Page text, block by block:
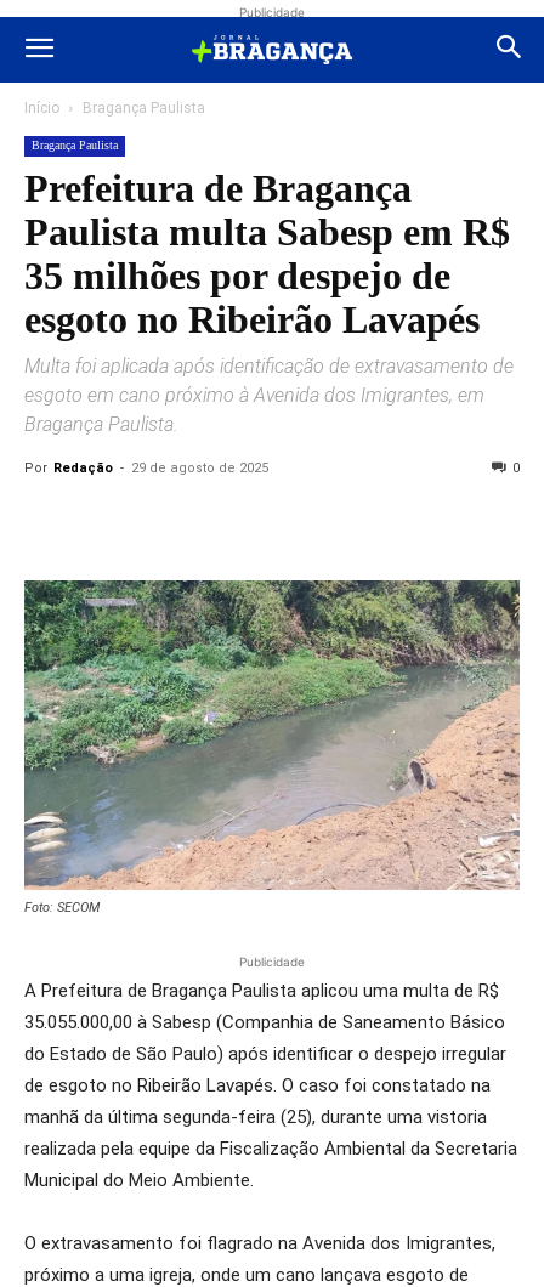
Publicidade
Início Bragança Paulista
Bragança Paulista
Prefeitura de Bragança
Paulista multa Sabesp em R$
35 milhões por despejo de
esgoto no Ribeirão Lavapés
Multa foi aplicada após identificação de extravasamento de
esgoto em cano próximo à Avenida dos Imigrantes, em
Bragança Paulista.
Por Redação - 29 de agosto de 2025 0
Foto: SECOM
Publicidade
A Prefeitura de Bragança Paulista aplicou uma multa de R$
35.055.000,00 à Sabesp (Companhia de Saneamento Básico
do Estado de São Paulo) após identificar o despejo irregular
de esgoto no Ribeirão Lavapés. O caso foi constatado na
manhã da última segunda-feira (25), durante uma vistoria
realizada pela equipe da Fiscalização Ambiental da Secretaria
Municipal do Meio Ambiente.
O extravasamento foi flagrado na Avenida dos Imigrantes,
próximo a uma igreja, onde um cano lançava esgoto de